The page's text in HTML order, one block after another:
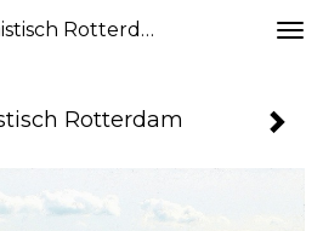
Frans Jonker - Optimistisch Rotterdam
Rotterdam